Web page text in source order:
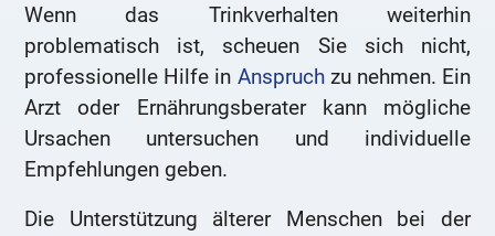
Wenn das Trinkverhalten weiterhin
problematisch ist, scheuen Sie sich nicht,
professionelle Hilfe in Anspruchzu nehmen. Ein
Arzt oder Ernährungsberater kann mögliche
Ursachen untersuchen und individuelle
Empfehlungen geben.
Die Unterstützung älterer Menschen bei der